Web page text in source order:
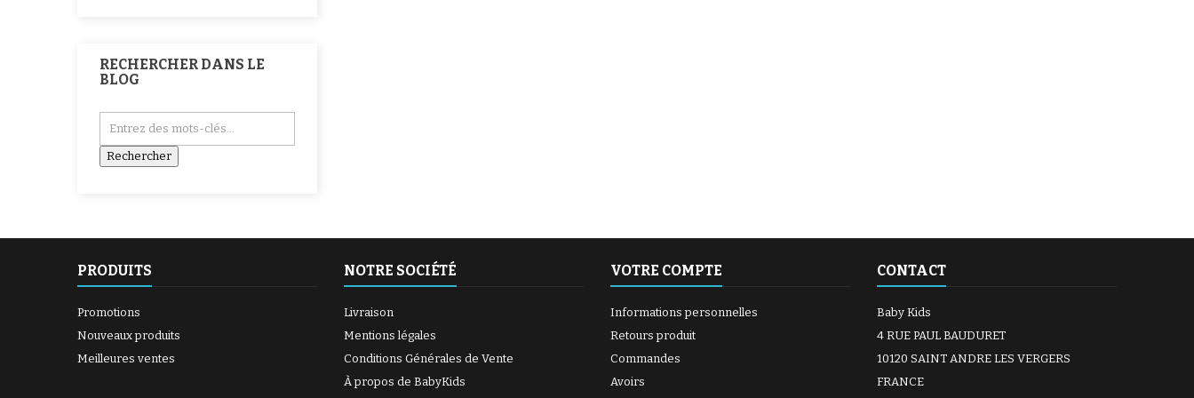
RECHERCHER DANS LE
BLOG
PRODUITS
Promotions
Nouveaux produits
Meilleures ventes
NOTRE SOCIÉTÉ
Livraison
Mentions légales
Conditions Générales de Vente
À propos de BabyKids
VOTRE COMPTE
Informations personnelles
Retours produit
Commandes
Avoirs
CONTACT
Baby Kids
4 RUE PAUL BAUDURET
10120 SAINT ANDRE LES VERGERS
FRANCE